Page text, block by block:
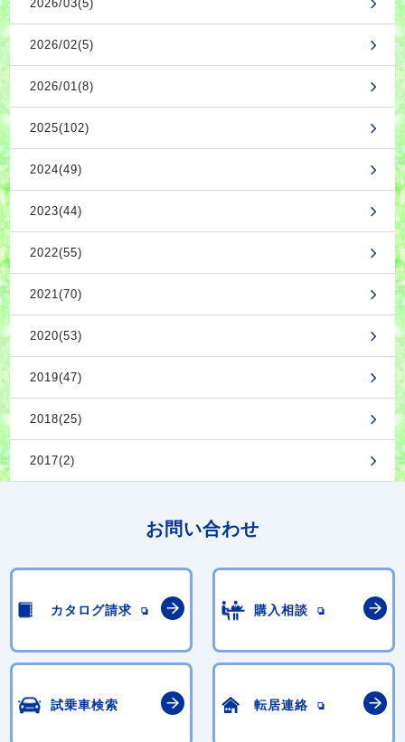
2026/03(5)
2026/02(5)
2026/01(8)
2025(102)
2024(49)
2023(44)
2022(55)
2021(70)
2020(53)
2019(47)
2018(25)
2017(2)
お問い合わせ
カタログ請求 購入相談
試乗車検索 転居連絡